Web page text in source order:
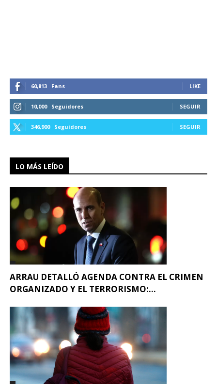
60,813 Fans LIKE
10,000 Seguidores SEGUIR
346,900 Seguidores SEGUIR
LO MÁS LEÍDO
ARRAU DETALLÓ AGENDA CONTRA EL CRIMEN
ORGANIZADO Y EL TERRORISMO:...